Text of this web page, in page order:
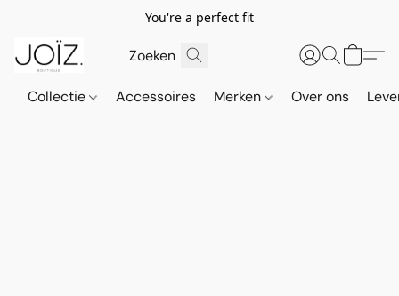
You're a perfect fit
Collectie Accessoires Merken Over ons